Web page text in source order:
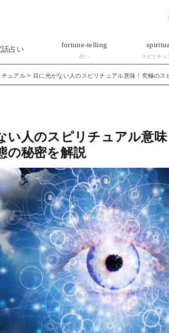
話占い
fortune-telling
占い スピリチュ
チュアル 目に光がない人のスピリチュアル意味！究極の
い人のスピリチュアル意
の秘密を解説